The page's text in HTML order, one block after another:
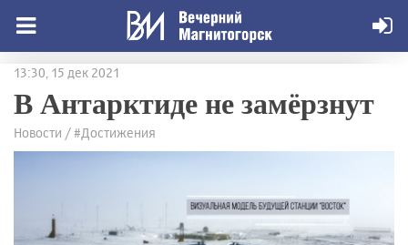
13:30, 15 дек 2021
В Антарктиде не замёрзнут
Новости / #Достижения